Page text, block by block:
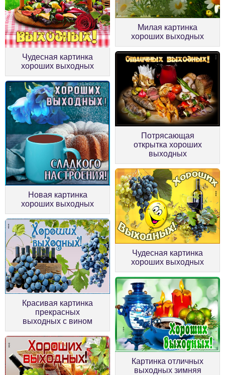
Чудесная картинка
хороших выходных
Милая картинка
хороших выходных
Новая картинка
хороших выходных
Потрясающая
открытка хороших
выходных
Красивая картинка
прекрасных
выходных с вином
Чудесная картинка
хороших выходных
Картинка отличных
выходных зимняя